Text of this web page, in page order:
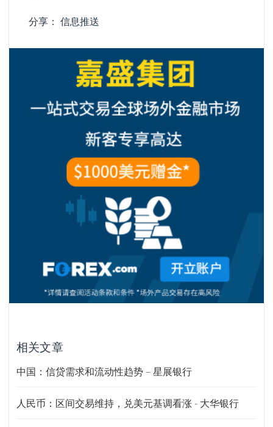
分享： 信息推送
相关文章
中国：信贷需求和流动性趋势 – 星展银行
人民币：区间交易维持，兑美元基调看涨 - 大华银行